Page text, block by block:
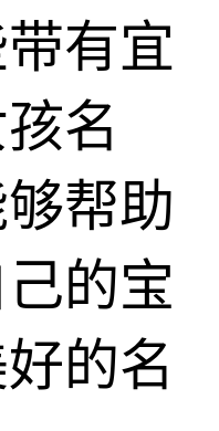
有宜
名
帮助
的宝
的名